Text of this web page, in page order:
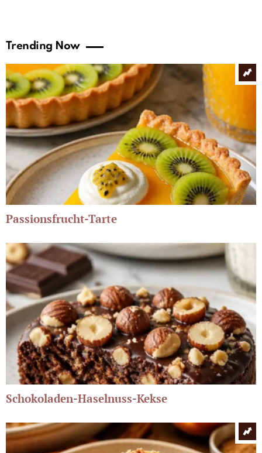
Trending Now
Passionsfrucht-Tarte
Schokoladen-Haselnuss-Kekse